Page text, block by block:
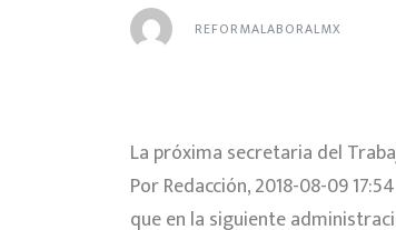
REFORMALABORALMX
La próxima secretaria del
Por Redacción, 2018-08-09
que en la siguiente